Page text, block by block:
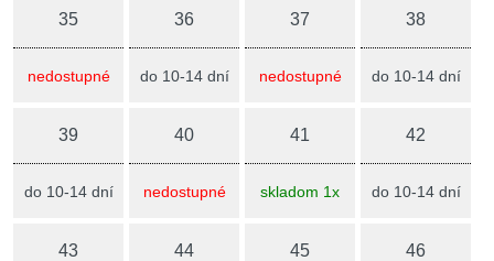
35
nedostupné
36
do 10-14 dní
37
nedostupné
38
do 10-14 dní
39
do 10-14 dní
40
nedostupné
41
skladom 1x
42
do 10-14 dní
43 44 45 46